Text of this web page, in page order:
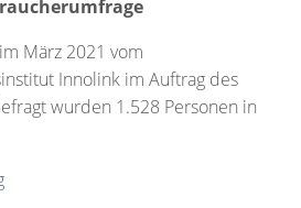
März 2021 vom
Innolink im Auftrag des
wurden 1.528 Personen in